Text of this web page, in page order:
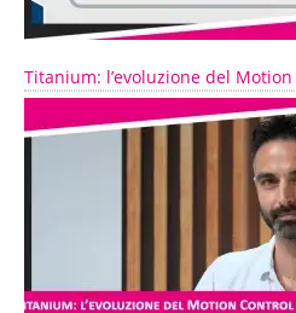
Titanium: l’evoluzione del